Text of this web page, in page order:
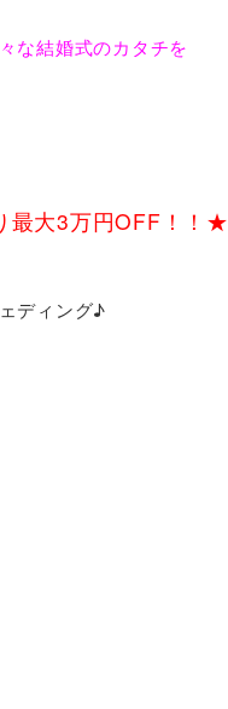
な結婚式のカタチを
最大3万円OFF！！★
ディング♪